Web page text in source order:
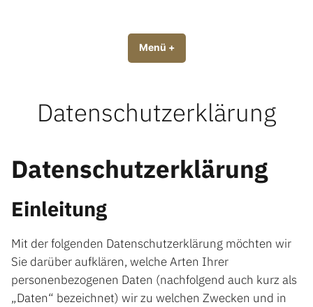
Tobiology | tobiology.de
Menü +aufgeklappt
zugeklappt
Datenschutzerklärung
Datenschutzerklärung
Einleitung
Mit der folgenden Datenschutzerklärung möchten wir
Sie darüber aufklären, welche Arten Ihrer
personenbezogenen Daten (nachfolgend auch kurz als
„Daten“ bezeichnet) wir zu welchen Zwecken und in